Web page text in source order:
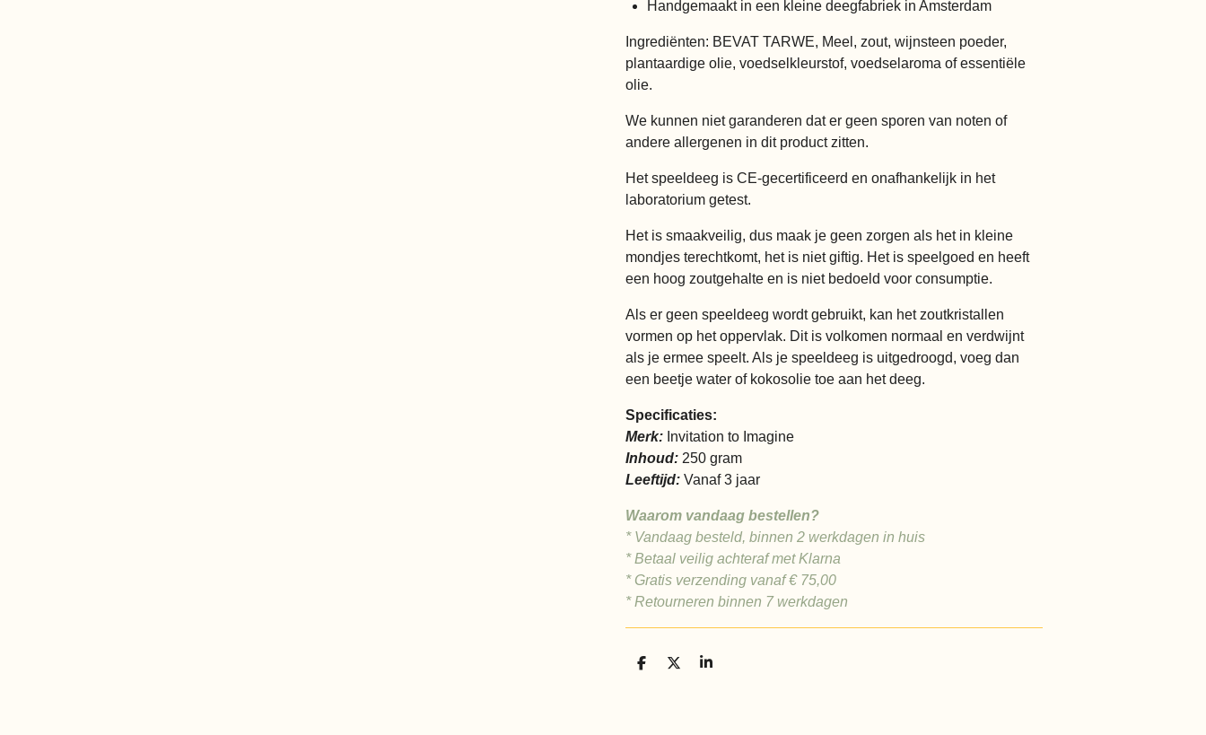
Handgemaakt in een kleine deegfabriek in Amsterdam
Ingrediënten: BEVAT TARWE, Meel, zout, wijnsteen poeder,
plantaardige olie, voedselkleurstof, voedselaroma of essentiële
olie.
We kunnen niet garanderen dat er geen sporen van noten of
andere allergenen in dit product zitten.
Het speeldeeg is CE-gecertificeerd en onafhankelijk in het
laboratorium getest.
Het is smaakveilig, dus maak je geen zorgen als het in kleine
mondjes terechtkomt, het is niet giftig. Het is speelgoed en heeft
een hoog zoutgehalte en is niet bedoeld voor consumptie.
Als er geen speeldeeg wordt gebruikt, kan het zoutkristallen
vormen op het oppervlak. Dit is volkomen normaal en verdwijnt
als je ermee speelt. Als je speeldeeg is uitgedroogd, voeg dan
een beetje water of kokosolie toe aan het deeg.
Specificaties:
Merk: Invitation to Imagine
Inhoud: 250 gram
Leeftijd: Vanaf 3 jaar
Waarom vandaag bestellen?
* Vandaag besteld, binnen 2 werkdagen in huis
* Betaal veilig achteraf met Klarna
* Gratis verzending vanaf € 75,00
* Retourneren binnen 7 werkdagen
D
D
S